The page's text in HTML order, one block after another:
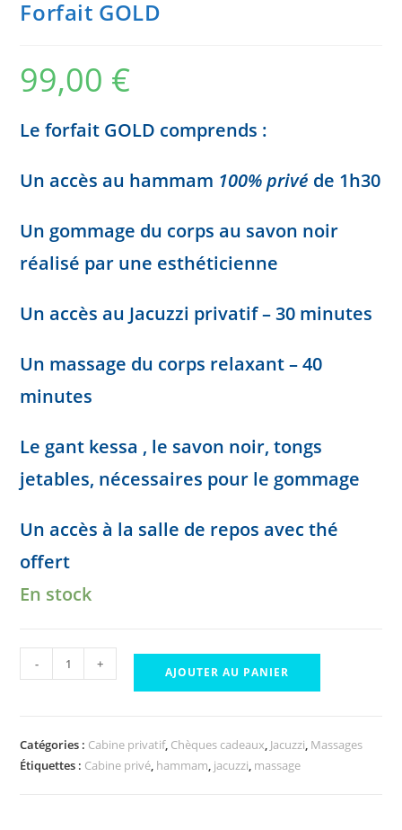
Forfait GOLD
99,00 €
Le forfait GOLD comprends :
Un accès au hammam 100% privé de 1h30
Un gommage du corps au savon noir
réalisé par une esthéticienne
Un accès au Jacuzzi privatif – 30 minutes
Un massage du corps relaxant – 40
minutes
Le gant kessa , le savon noir, tongs
jetables, nécessaires pour le gommage
Un accès à la salle de repos avec thé
offert
En stock
quantité
de
- +
AJOUTER AU PANIER
Catégories : Cabine privatif, Chèques cadeaux, Jacuzzi, Massages
Étiquettes : Cabine privé, hammam, jacuzzi, massage